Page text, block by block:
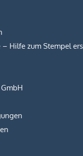
Hilfe zum Stempel